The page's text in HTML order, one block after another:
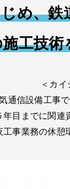
め、
工技術
＜カイ
通信設備工事
年目までに関
工事業務の休憩